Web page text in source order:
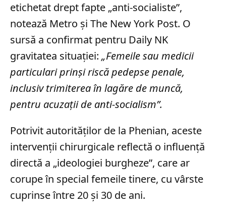
etichetat drept fapte „anti-socialiste”,
notează Metro și The New York Post. O
sursă a confirmat pentru Daily NK
gravitatea situației: „Femeile sau medicii
particulari prinși riscă pedepse penale,
inclusiv trimiterea în lagăre de muncă,
pentru acuzații de anti-socialism”.
Potrivit autorităților de la Phenian, aceste
intervenții chirurgicale reflectă o influență
directă a „ideologiei burgheze”, care ar
corupe în special femeile tinere, cu vârste
cuprinse între 20 și 30 de ani.